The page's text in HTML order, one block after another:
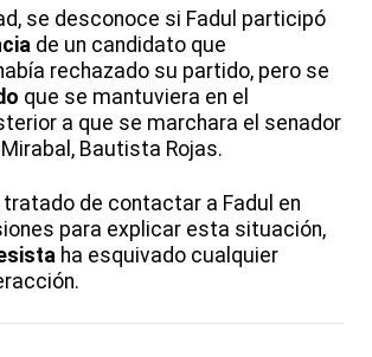
se desconoce si Fadul participó
de un candidato que
rechazado su partido, pero se
que se mantuviera en el
a que se marchara el senador
Bautista Rojas.
tratado de contactar a Fadul en
para explicar esta situación,
ha esquivado cualquier